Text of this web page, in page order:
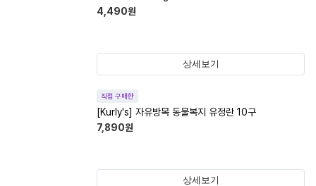
4,490원
상세보기
직접 구매한
[Kurly's] 자유방목 동물복지 유정란 10구
7,890원
상세보기